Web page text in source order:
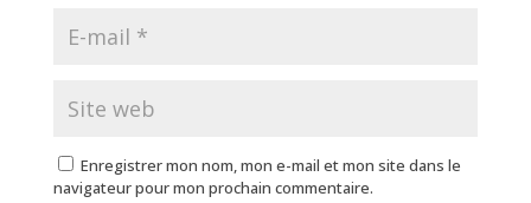
Enregistrer mon nom, mon e-mail et mon site dans le
navigateur pour mon prochain commentaire.